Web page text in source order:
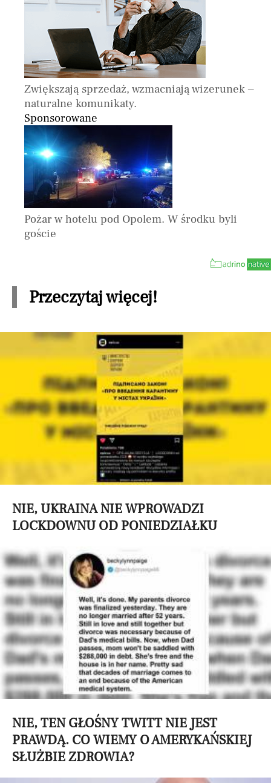
Zwiększają sprzedaż, wzmacniają wizerunek –
naturalne komunikaty.
Sponsorowane
Pożar w hotelu pod Opolem. W środku byli
goście
Przeczytaj więcej!
NIE, UKRAINA NIE WPROWADZI
LOCKDOWNU OD PONIEDZIAŁKU
NIE, TEN GŁOŚNY TWITT NIE JEST
PRAWDĄ. CO WIEMY O AMERYKAŃSKIEJ
SŁUŻBIE ZDROWIA?